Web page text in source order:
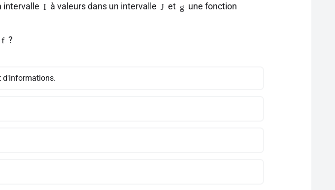
intervalle I à valeurs dans un intervalle J et g une fonction
f ?
d'informations.